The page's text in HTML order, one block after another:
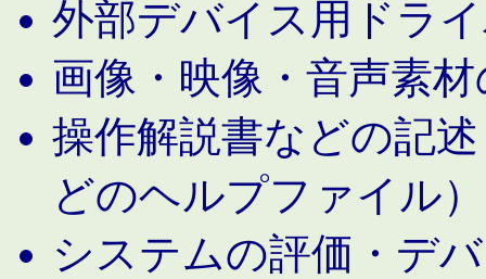
外部デバイス用ドラ
画像・映像・音声素
操作解説書などの記
どのヘルプファイル）
システムの評価・デ